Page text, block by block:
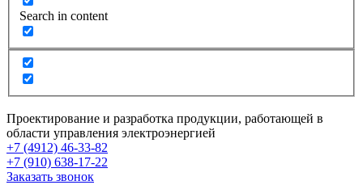
Search in content
Проектирование и разработка продукции, работающей в
области управления электроэнергией
+7 (4912) 46-33-82
+7 (910) 638-17-22
Заказать звонок